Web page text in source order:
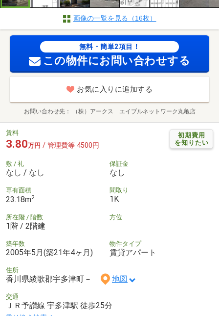
画像の一覧を見る（16枚）
無料・簡単2項目！
この物件にお問い合わせする
お気に入りに追加する
お問い合わせ先 （株）アークス エイブルネットワーク丸亀店
初期費用
を知りたい
賃料
3.80万円 / 管理費等 4500円
敷 / 礼
なし / なし
保証金
なし
専有面積
23.18m2
間取り
1K
所在階 / 階数
1階 / 2階建
方位
築年数
2005年5月(築21年4ヶ月)
物件タイプ
賃貸アパート
住所
香川県綾歌郡宇多津町－ 地図
交通
ＪＲ予讃線 宇多津駅 徒歩25分